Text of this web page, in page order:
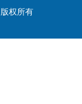
权所有